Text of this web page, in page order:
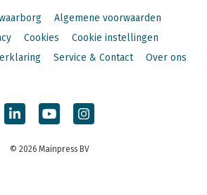
Algemene voorwaarden
Cookies
Cookie instellingen
Service & Contact Over ons
© 2026 Mainpress BV